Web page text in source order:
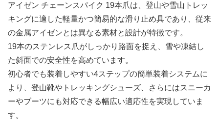
アイゼン チェーンスパイク 19本爪は、登山や雪山トレッ
キングに適した軽量かつ簡易的な滑り止め具であり、従来
の金属アイゼンとは異なる素材と設計が特徴です。
19本のステンレス爪がしっかり路面を捉え、雪や凍結し
た斜面での安全性を高めています。
初心者でも装着しやすい4ステップの簡単装着システムに
より、登山靴やトレッキングシューズ、さらにはスニーカ
ーやブーツにも対応できる幅広い適応性を実現していま
す。